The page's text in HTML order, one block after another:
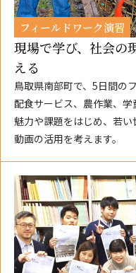
フィールドワーク演習
現場で学び、社会の
える
鳥取県南部町で、5日間の
配食サービス、農作業、
魅力や課題をはじめ、若
動画の活用を考えます。